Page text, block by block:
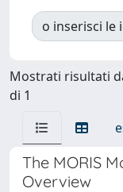
o inserisci le
Mostrati risultati
di 1
The MORIS
Overview